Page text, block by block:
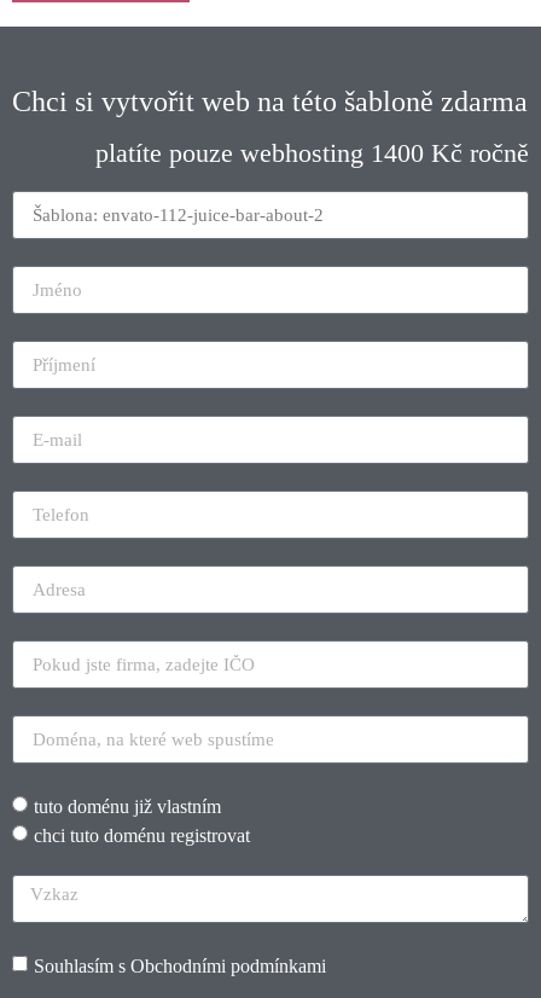
Chci si vytvořit web na této šabloně zdarma
platíte pouze webhosting 1400 Kč ročně
tuto doménu již vlastním
chci tuto doménu registrovat
Souhlasím s Obchodními podmínkami